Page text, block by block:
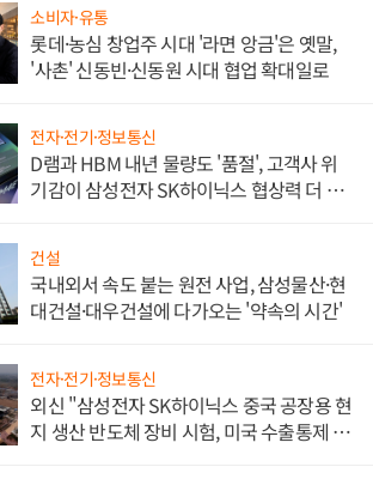
소비자·유통
롯데·농심 창업주 시대 '라면 앙금'은 옛말,
'사촌' 신동빈·신동원 시대 협업 확대일로
전자·전기·정보통신
D램과 HBM 내년 물량도 '품절', 고객사 위
기감이 삼성전자 SK하이닉스 협상력 더 키
건설
국내외서 속도 붙는 원전 사업, 삼성물산·현
대건설·대우건설에 다가오는 '약속의 시간'
전자·전기·정보통신
외신 "삼성전자 SK하이닉스 중국 공장용 현
지 생산 반도체 장비 시험, 미국 수출통제 대